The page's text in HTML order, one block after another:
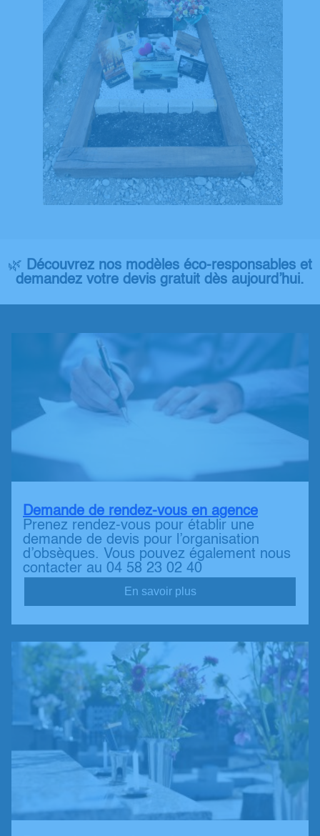
🌿 Découvrez nos modèles éco-responsables et
demandez votre devis gratuit dès aujourd’hui.
Demande de rendez-vous en agence
Prenez rendez-vous pour établir une
demande de devis pour l’organisation
d’obsèques. Vous pouvez également nous
contacter au 04 58 23 02 40
En savoir plus